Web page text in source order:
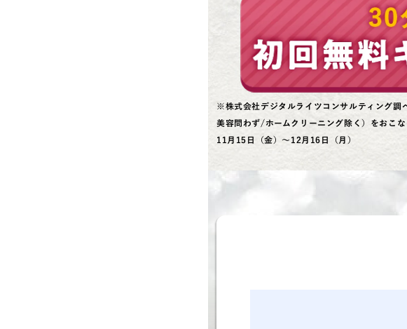
※株式会社デジタルライツコンサルティング調
美容問わず/ホームクリーニング除く）をおこ
11月15日（金）～12月16日（月）